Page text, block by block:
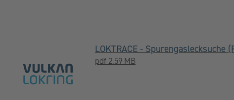
LOKTRACE - Spurengaslecksuche
pdf 2.59 MB